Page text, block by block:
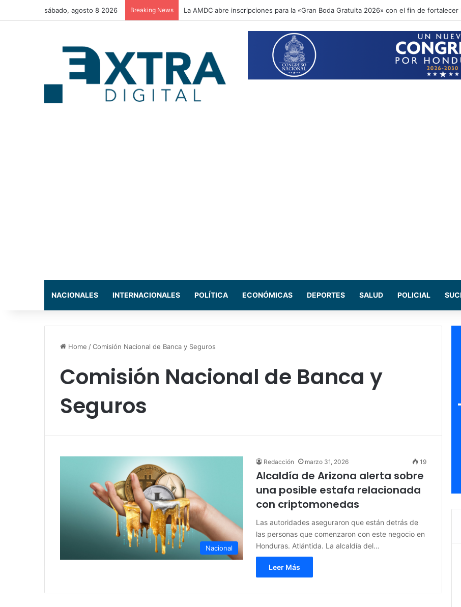
sábado, agosto 8 2026 Breaking News La AMDC abre inscripciones para la «Gran Boda Gratuita 2026» con el fin de
NACIONALES INTERNACIONALES POLÍTICA ECONÓMICAS DEPORTES SALUD POLICIAL
Home /Comisión Nacional de Banca y Seguros
Comisión Nacional de Banca y
Seguros
Nacional
Redacción marzo 31, 2026 19
Alcaldía de Arizona alerta sobre
una posible estafa relacionada
con criptomonedas
Las autoridades aseguraron que están detrás de
las personas que comenzaron con este negocio en
Honduras. Atlántida. La alcaldía del…
Leer Más